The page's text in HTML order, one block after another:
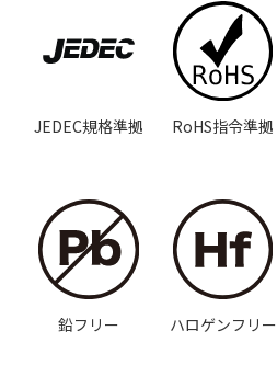
JEDEC規格準拠 RoHS指令準拠
鉛フリー ハロゲンフリー